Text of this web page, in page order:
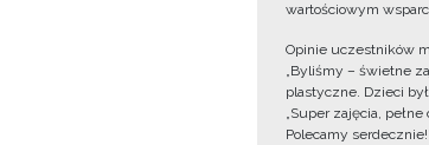
wartościowym
Opinie uczestników
„Byliśmy – świetne
plastyczne. Dzieci
„Super zajęcia,
Polecamy